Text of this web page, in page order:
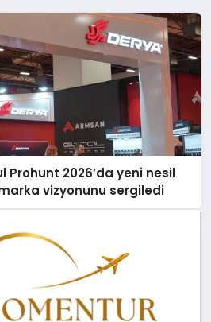
Prohunt 2026’da yeni nesil
vizyonunu sergiledi